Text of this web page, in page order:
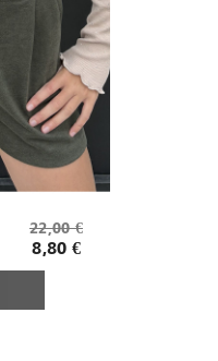
Prix
de
base
22,00 €
Prix
8,80 €